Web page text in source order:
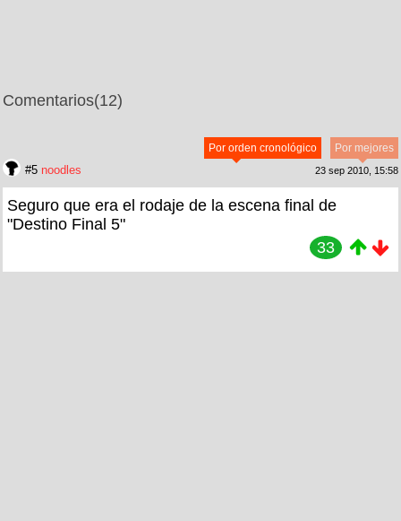
Comentarios(12)
Por mejores
Por orden cronológico
#5 noodles 23 sep 2010, 15:58
Seguro que era el rodaje de la escena final de
"Destino Final 5"
33